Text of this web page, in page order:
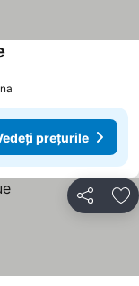
prețurile
Distribuiți